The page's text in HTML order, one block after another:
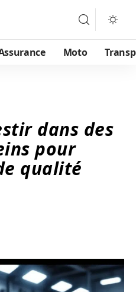
Moto
dans des
pour
qualité